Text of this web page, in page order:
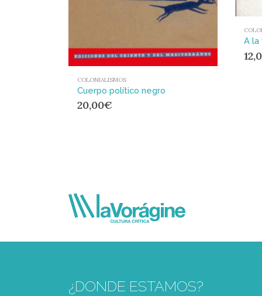
COLONIALISMOS
Cuerpo político negro
20,00€
A la
¿DONDE ESTAMOS?